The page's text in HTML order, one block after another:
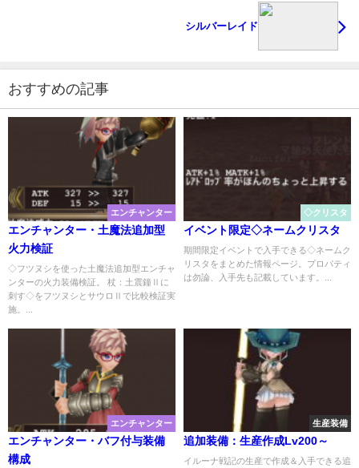
シルバーレイド
おすすめの記事
エンチャンター
エンチャンター・土魔法追加型
火力検証
◇フツヌシを使った土魔法追加型エンチャ
ンターの火力装備検証。 杖：土震鐘Ⅱに
刺す◇をフツヌシとサウロⅡで比較検証実
施。...
◇クリスタ
イベント限定◇ネームクリスタ
期間限定イベントで入手できる◇ネームク
リスタをまとめた情報ページ。プロパティ
は勿論、入手先も記載しています。...
エンチャンター
エンチャンター・バフ付与装備
構成
生産装備
追加装備：生産作成Lv200～
イルーナ戦記の生産で作成＆入手できる追